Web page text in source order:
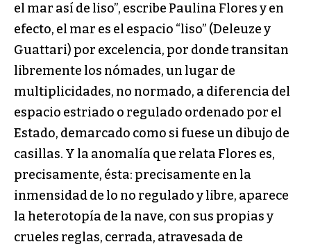
el mar así de liso”, escribe Paulina Flores y en
efecto, el mar es el espacio “liso” (Deleuze y
Guattari) por excelencia, por donde transitan
libremente los nómades, un lugar de
multiplicidades, no normado, a diferencia del
espacio estriado o regulado ordenado por el
Estado, demarcado como si fuese un dibujo de
casillas. Y la anomalía que relata Flores es,
precisamente, ésta: precisamente en la
inmensidad de lo no regulado y libre, aparece
la heterotopía de la nave, con sus propias y
crueles reglas, cerrada, atravesada de